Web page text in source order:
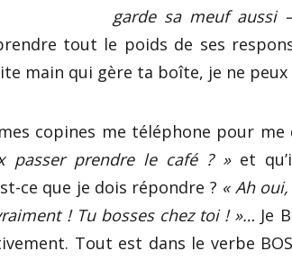
garde sa meuf aussi
tout le poids de ses
main qui gère ta boîte, je ne
copines me téléphone pour me
passer prendre le café ? »et
ce que je dois répondre ? « Ah
! Tu bosses chez toi ! »… Je
Tout est dans le verbe